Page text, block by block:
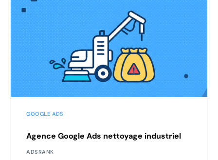
GOOGLE ADS
Agence Google Ads nettoyage industriel
ADSRANK